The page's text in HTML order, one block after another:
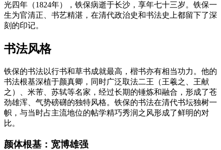
光四年（1824年），铁保病逝于长沙，享年七十三岁。铁保一
生为官清正、书艺精湛，在清代政治史和书法史上都留下了深
刻的印记。
书法风格
铁保的书法以行书和草书成就最高，楷书亦有相当功力。他的
书法根基深植于颜真卿，同时广泛取法二王（王羲之、王献
之）、米芾、苏轼等名家，经过长期的锤炼和融合，形成了苍
劲雄浑、气势磅礴的独特风格。铁保的书法在清代书坛独树一
帜，与当时占主流地位的帖学精巧秀润之风形成了鲜明的对
比。
颜体根基：宽博雄强